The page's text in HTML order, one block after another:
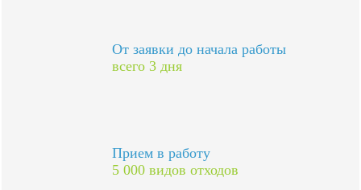
От заявки до начала работы
всего 3 дня
Прием в работу
5 000 видов отходов